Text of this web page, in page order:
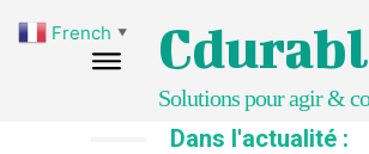
Solutions pour agir &
Dans l'actualité :
French ▼